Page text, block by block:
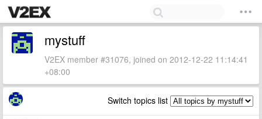
mystuff
V2EX member #31076, joined on 2012-12-22 11:14:41
+08:00
Switch topics list